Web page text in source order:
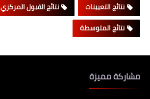
نتائج التعيينات
نتائج القبول المركزي
نتائج المتوسطة
مشاركة مميزة